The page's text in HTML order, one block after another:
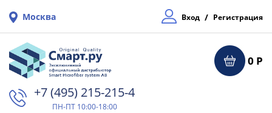
Москва Вход / Регистрация
0 Р
+7 (495) 215-215-4⁠
ПН-ПТ 10:00-18:00